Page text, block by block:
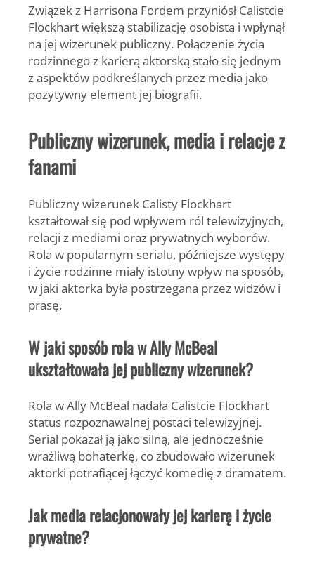
Związek z Harrisona Fordem przyniósł Calistcie
Flockhart większą stabilizację osobistą i wpłynął
na jej wizerunek publiczny. Połączenie życia
rodzinnego z karierą aktorską stało się jednym
z aspektów podkreślanych przez media jako
pozytywny element jej biografii.
Publiczny wizerunek, media i relacje z
fanami
Publiczny wizerunek Calisty Flockhart
kształtował się pod wpływem ról telewizyjnych,
relacji z mediami oraz prywatnych wyborów.
Rola w popularnym serialu, późniejsze występy
i życie rodzinne miały istotny wpływ na sposób,
w jaki aktorka była postrzegana przez widzów i
prasę.
W jaki sposób rola w Ally McBeal
ukształtowała jej publiczny wizerunek?
Rola wAlly McBeal nadała Calistcie Flockhart
status rozpoznawalnej postaci telewizyjnej.
Serial pokazał ją jako silną, ale jednocześnie
wrażliwą bohaterkę, co zbudowało wizerunek
aktorki potrafiącej łączyć komedię z dramatem.
Jak media relacjonowały jej karierę i życie
prywatne?